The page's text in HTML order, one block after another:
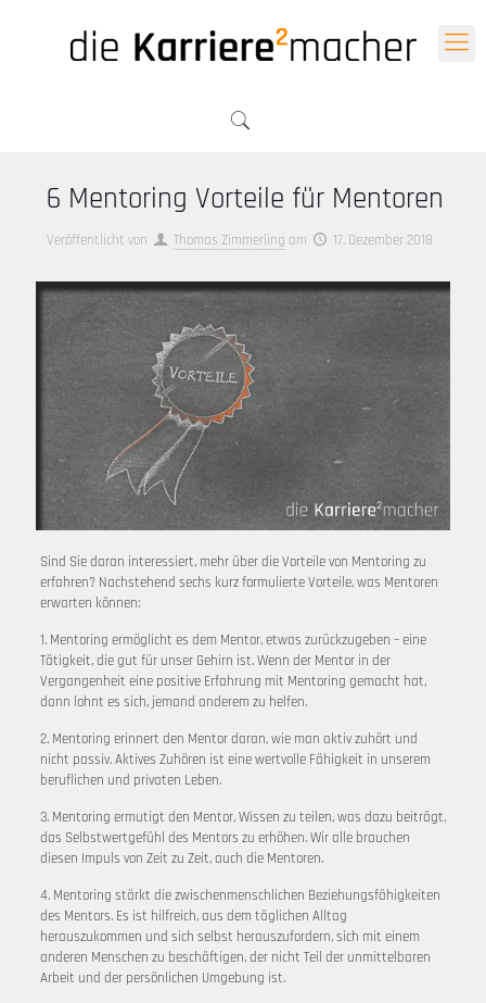
6 Mentoring Vorteile für Mentoren
Veröffentlicht von Thomas Zimmerling am 17. Dezember 2018
Sind Sie daran interessiert, mehr über die Vorteile von Mentoring zu
erfahren? Nachstehend sechs kurz formulierte Vorteile, was Mentoren
erwarten können:
1. Mentoring ermöglicht es dem Mentor, etwas zurückzugeben – eine
Tätigkeit, die gut für unser Gehirn ist. Wenn der Mentor in der
Vergangenheit eine positive Erfahrung mit Mentoring gemacht hat,
dann lohnt es sich, jemand anderem zu helfen.
2. Mentoring erinnert den Mentor daran, wie man aktiv zuhört und
nicht passiv. Aktives Zuhören ist eine wertvolle Fähigkeit in unserem
beruflichen und privaten Leben.
3. Mentoring ermutigt den Mentor, Wissen zu teilen, was dazu beiträgt,
das Selbstwertgefühl des Mentors zu erhöhen. Wir alle brauchen
diesen Impuls von Zeit zu Zeit, auch die Mentoren.
4. Mentoring stärkt die zwischenmenschlichen Beziehungsfähigkeiten
des Mentors. Es ist hilfreich, aus dem täglichen Alltag
herauszukommen und sich selbst herauszufordern, sich mit einem
anderen Menschen zu beschäftigen, der nicht Teil der unmittelbaren
Arbeit und der persönlichen Umgebung ist.